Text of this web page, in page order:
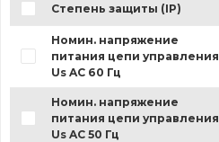
Степень защиты (IP)
Номин. напряжение
питания цепи управления
Us AC 60 Гц
Номин. напряжение
питания цепи управления
Us AC 50 Гц